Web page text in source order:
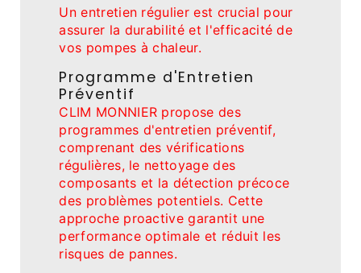
Un entretien régulier est crucial pour
assurer la durabilité et l'efficacité de
vos pompes à chaleur.
Programme d'Entretien
Préventif
CLIM MONNIER propose des
programmes d'entretien préventif,
comprenant des vérifications
régulières, le nettoyage des
composants et la détection précoce
des problèmes potentiels. Cette
approche proactive garantit une
performance optimale et réduit les
risques de pannes.